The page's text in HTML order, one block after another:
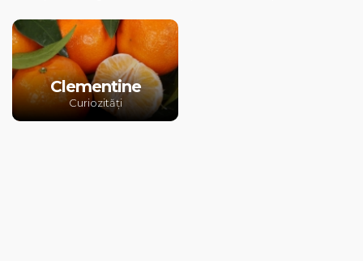
Clementine
Curiozități